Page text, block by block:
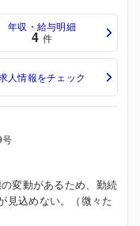
年収・給与明細
4 件
人情報をチェック
変動があるため、勤続
見込めない。（微々た